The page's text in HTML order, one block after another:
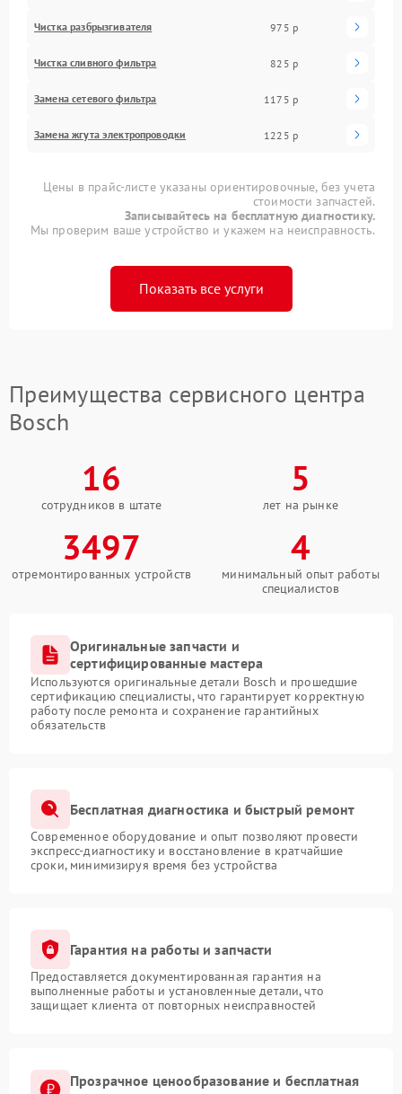
Чистка разбрызгивателя 975 р
Чистка сливного фильтра 825 р
Замена сетевого фильтра 1175 р
Замена жгута электропроводки 1225 р
Цены в прайс-листе указаны ориентировочные, без учета
стоимости запчастей.
Записывайтесь на бесплатную диагностику.
Мы проверим ваше устройство и укажем на неисправность.
Показать все услуги
Преимущества сервисного центра
Bosch
16
сотрудников в штате
5
лет на рынке
3497
отремонтированных устройств
4
минимальный опыт работы
специалистов
Оригинальные запчасти и
сертифицированные мастера
Используются оригинальные детали Bosch и прошедшие
сертификацию специалисты, что гарантирует корректную
работу после ремонта и сохранение гарантийных
обязательств
Бесплатная диагностика и быстрый ремонт
Современное оборудование и опыт позволяют провести
экспресс-диагностику и восстановление в кратчайшие
сроки, минимизируя время без устройства
Гарантия на работы и запчасти
Предоставляется документированная гарантия на
выполненные работы и установленные детали, что
защищает клиента от повторных неисправностей
Прозрачное ценообразование и бесплатная